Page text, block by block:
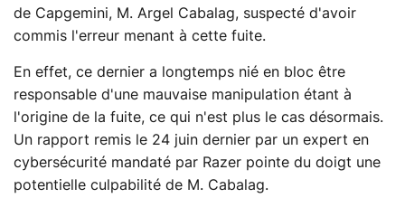
de Capgemini, M. Argel Cabalag, suspecté d'avoir
commis l'erreur menant à cette fuite.
En effet, ce dernier a longtemps nié en bloc être
responsable d'une mauvaise manipulation étant à
l'origine de la fuite, ce qui n'est plus le cas désormais.
Un rapport remis le 24 juin dernier par un expert en
cybersécurité mandaté par Razer pointe du doigt une
potentielle culpabilité de M. Cabalag.